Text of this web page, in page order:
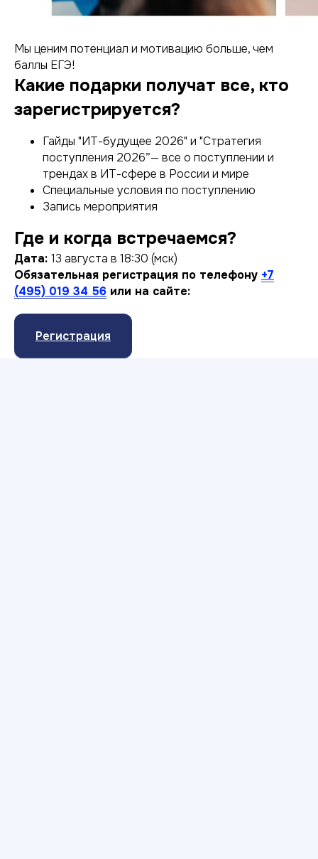
Мы ценим потенциал и мотивацию больше, чем
баллы ЕГЭ!
Какие подарки получат все, кто
зарегистрируется?
Гайды "ИТ-будущее 2026" и "Стратегия
поступления 2026”— все о поступлении и
трендах в ИТ-сфере в России и мире
Специальные условия по поступлению
Запись мероприятия
Где и когда встречаемся?
Дата: 13 августа в 18:30 (мск)
Обязательная регистрация по телефону +7
(495) 019 34 56 или на сайте:
Регистрация